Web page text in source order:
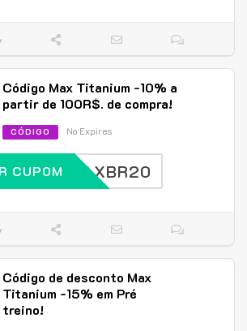
Código Max Titanium -10% a
partir de 100R$. de compra!
CÓDIGO No Expires
MAXBR20
CUPOM
Código de desconto Max
Titanium -15% em Pré
treino!